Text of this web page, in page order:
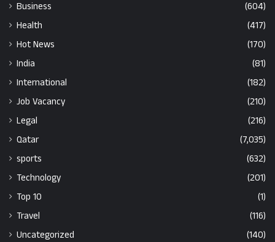
Business
(604)
Health
(417)
Hot News
(170)
India
(81)
International
(182)
Job Vacancy
(210)
Legal
(216)
Qatar
(7,035)
sports
(632)
Technology
(201)
Top 10
(1)
Travel
(116)
Uncategorized
(140)